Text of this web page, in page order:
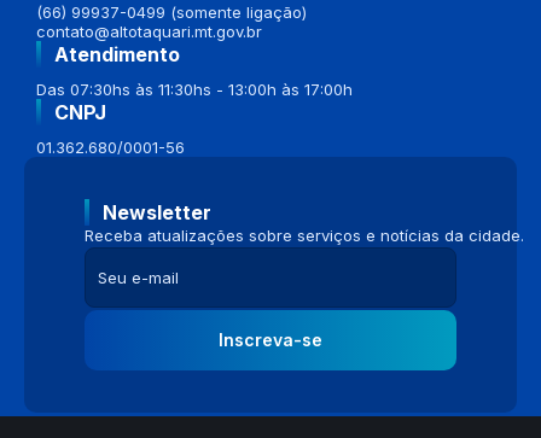
(66) 99937-0499 (somente ligação)
contato@altotaquari.mt.gov.br
Atendimento
Das 07:30hs às 11:30hs - 13:00h às 17:00h
CNPJ
01.362.680/0001-56
Newsletter
Receba atualizações sobre serviços e notícias da cidade.
Inscreva-se